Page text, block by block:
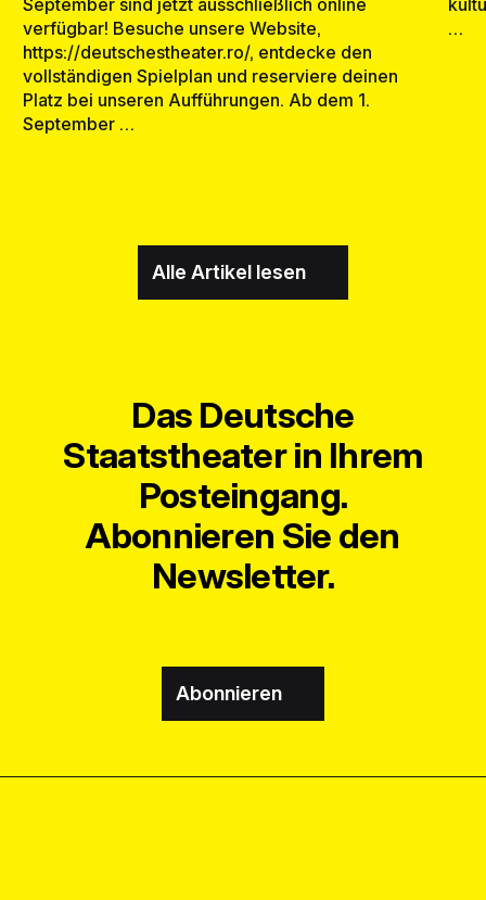
September sind jetzt ausschließlich online
verfügbar! Besuche unsere Website,
https://deutschestheater.ro/, entdecke den
vollständigen Spielplan und reserviere deinen
Platz bei unseren Aufführungen. Ab dem 1.
September …
…
Alle Artikel lesen
Das Deutsche
Staatstheater in Ihrem
Posteingang.
Abonnieren Sie den
Newsletter.
Abonnieren